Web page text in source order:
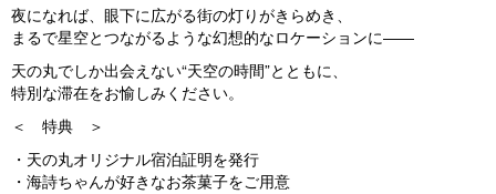
夜になれば、眼下に広がる街の灯りがきらめき、
まるで星空とつながるような幻想的なロケーションに――
天の丸でしか出会えない“天空の時間”とともに、
特別な滞在をお愉しみください。
＜ 特典 ＞
・天の丸オリジナル宿泊証明を発行
・海詩ちゃんが好きなお茶菓子をご用意